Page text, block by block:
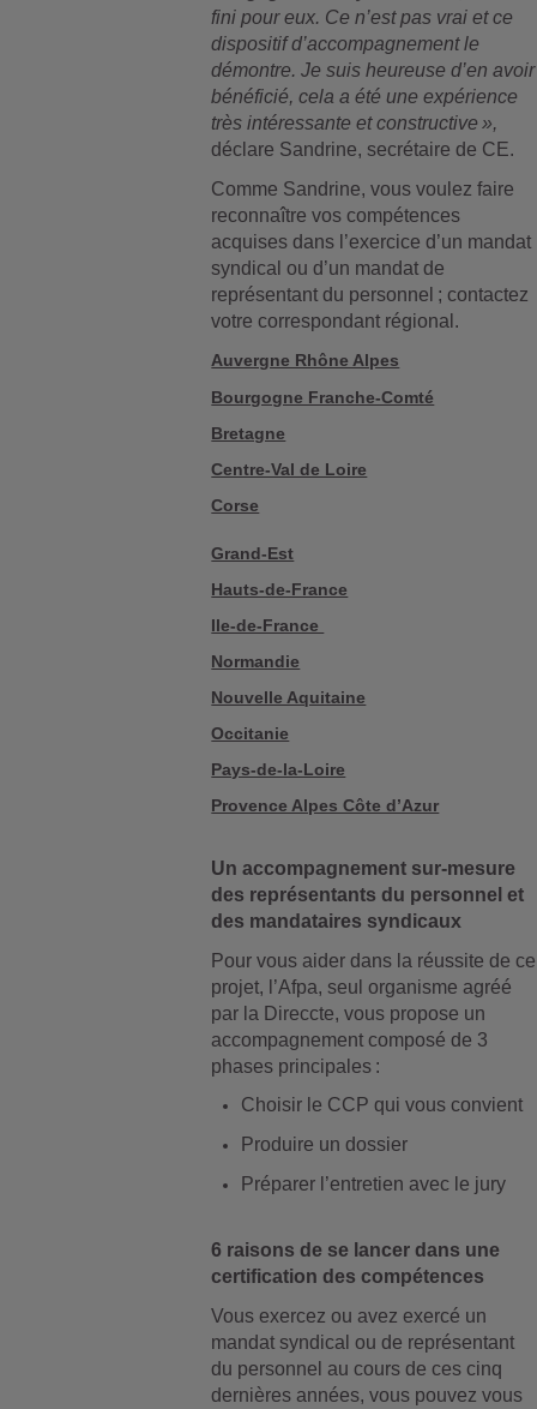
fini pour eux. Ce n’est pas vrai et ce
dispositif d’accompagnement le
démontre. Je suis heureuse d’en avoir
bénéficié, cela aété une expérience
très intéressante et constructive »,
déclare Sandrine, secrétaire de CE.
Comme Sandrine, vous voulez faire
reconnaître vos compétences
acquises dans l’exercice d’un mandat
syndical ou d’un mandat de
représentant du personnel ; contactez
votre correspondant régional.
Auvergne Rhône Alpes
Bourgogne Franche-Comté
Bretagne
Centre-Val de Loire
Corse
Grand-Est
Hauts-de-France
Ile-de-France
Normandie
Nouvelle Aquitaine
Occitanie
Pays-de-la-Loire
Provence Alpes Côte d’Azur
Un accompagnement sur-mesure
des représentants du personnel et
des mandataires syndicaux
Pour vous aider dans la réussite de ce
projet, l’Afpa, seul organisme agréé
par la Direccte, vous propose un
accompagnement composé de 3
phases principales :
Choisir le CCP qui vous convient
Produire un dossier
Préparer l’entretien avec le jury
6 raisons de se lancer dans une
certification des compétences
Vous exercez ou avez exercé un
mandat syndical ou de représentant
du personnel au cours de ces cinq
dernières années, vous pouvez vous